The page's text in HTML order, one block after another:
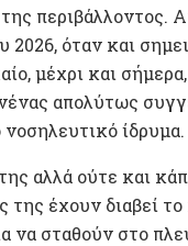
περιβάλλοντος.
2026, όταν και
μέχρι και
απολύτως
ίδρυμα.
αλλά ούτε και
της έχουν διαβεί
να σταθούν στο